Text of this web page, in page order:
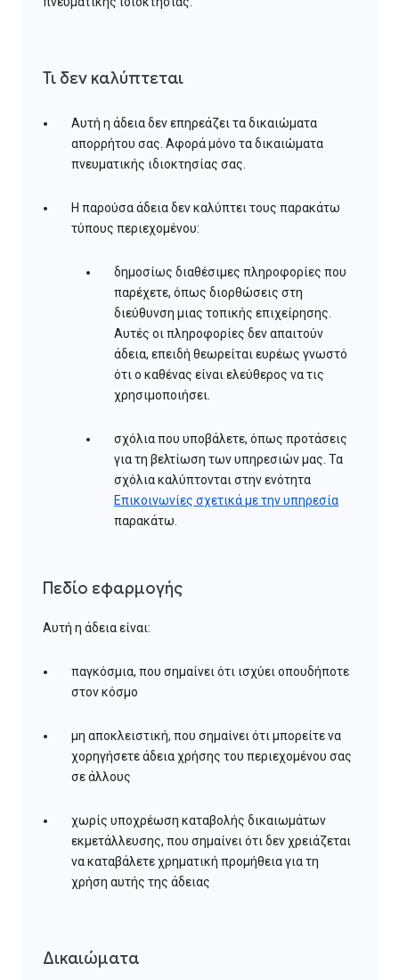
Τι δεν καλύπτεται
Αυτή η άδεια δεν επηρεάζει τα δικαιώματα
απορρήτου σας. Αφορά μόνο τα δικαιώματα
πνευματικής ιδιοκτησίας σας.
Η παρούσα άδεια δεν καλύπτει τους παρακάτω
τύπους περιεχομένου:
δημοσίως διαθέσιμες πληροφορίες που
παρέχετε, όπως διορθώσεις στη
διεύθυνση μιας τοπικής επιχείρησης.
Αυτές οι πληροφορίες δεν απαιτούν
άδεια, επειδή θεωρείται ευρέως γνωστό
ότι ο καθένας είναι ελεύθερος να τις
χρησιμοποιήσει.
σχόλια που υποβάλετε, όπως προτάσεις
για τη βελτίωση των υπηρεσιών μας. Τα
σχόλια καλύπτονται στην ενότητα
Επικοινωνίες σχετικά με την υπηρεσία
παρακάτω.
Πεδίο εφαρμογής
Αυτή η άδεια είναι:
παγκόσμια, που σημαίνει ότι ισχύει οπουδήποτε
στον κόσμο
μη αποκλειστική, που σημαίνει ότι μπορείτε να
χορηγήσετε άδεια χρήσης του περιεχομένου σας
σε άλλους
χωρίς υποχρέωση καταβολής δικαιωμάτων
εκμετάλλευσης, που σημαίνει ότι δεν χρειάζεται
να καταβάλετε χρηματική προμήθεια για τη
χρήση αυτής της άδειας
Δικαιώματα